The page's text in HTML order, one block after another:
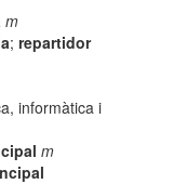
m
;repartidor
informàtica i
m